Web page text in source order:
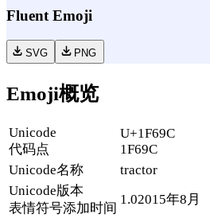
Fluent Emoji
SVG PNG
Emoji概览
Unicode
代码点
U+1F69C
1F69C
Unicode名称
tractor
Unicode版本
表情符号添加时间
1.02015年8月